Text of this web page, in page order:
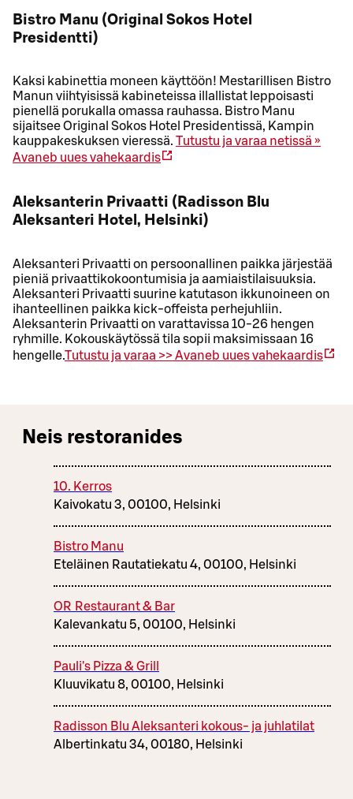
Bistro Manu (Original Sokos Hotel
Presidentti)
Kaksi kabinettia moneen käyttöön! Mestarillisen Bistro
Manun viihtyisissä kabineteissa illallistat leppoisasti
pienellä porukalla omassa rauhassa. Bistro Manu
sijaitsee Original Sokos Hotel Presidentissä, Kampin
kauppakeskuksen vieressä. Tutustu ja varaa netissä »
Avaneb uues vahekaardis
Aleksanterin Privaatti (Radisson Blu
Aleksanteri Hotel, Helsinki)
Aleksanteri Privaatti on persoonallinen paikka järjestää
pieniä privaattikokoontumisia ja aamiaistilaisuuksia.
Aleksanteri Privaatti suurine katutason ikkunoineen on
ihanteellinen paikka kick-offeista perhejuhliin.
Aleksanterin Privaatti on varattavissa 10-26 hengen
ryhmille. Kokouskäytössä tila sopii maksimissaan 16
hengelle.Tutustu ja varaa >>Avaneb uues vahekaardis
Neis restoranides
10. Kerros
Kaivokatu 3, 00100, Helsinki
Bistro Manu
Eteläinen Rautatiekatu 4, 00100, Helsinki
OR Restaurant & Bar
Kalevankatu 5, 00100, Helsinki
Pauli's Pizza & Grill
Kluuvikatu 8, 00100, Helsinki
Radisson Blu Aleksanteri kokous- ja juhlatilat
Albertinkatu 34, 00180, Helsinki